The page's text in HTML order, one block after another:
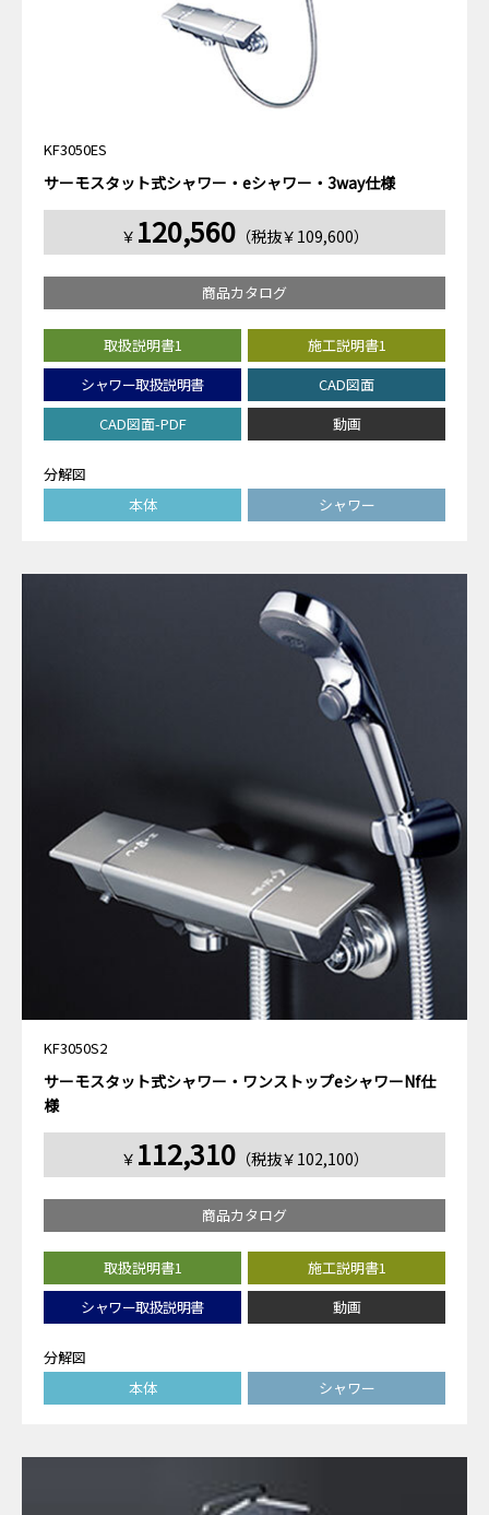
KF3050ES
サーモスタット式シャワー・eシャワー・3way仕様
￥ 120,560（税抜￥109,600）
商品カタログ
取扱説明書1
施工説明書1
シャワー取扱説明書
CAD図面
CAD図面-PDF
動画
分解図
本体
シャワー
KF3050S2
サーモスタット式シャワー・ワンストップeシャワーNf仕
様
￥ 112,310（税抜￥102,100）
商品カタログ
取扱説明書1
施工説明書1
シャワー取扱説明書
動画
分解図
本体
シャワー